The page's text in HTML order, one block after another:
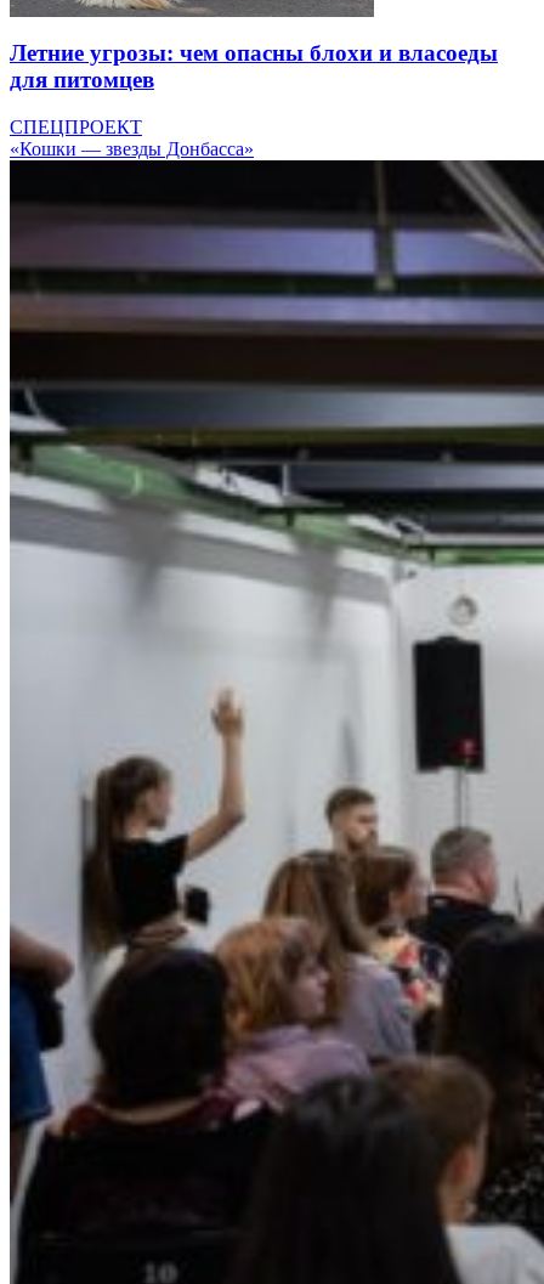
Летние угрозы: чем опасны блохи и власоеды
для питомцев
СПЕЦПРОЕКТ
«Кошки — звезды Донбасса»